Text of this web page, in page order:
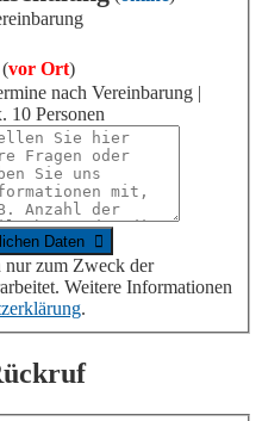
(vor Ort)
nach Vereinbarung |
10 Personen
nur zum Zweck der
Weitere Informationen
.